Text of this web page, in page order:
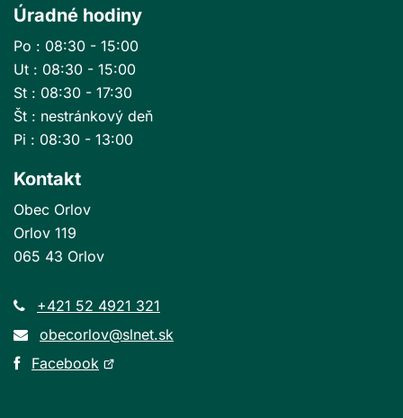
Úradné hodiny
Po : 08:30 - 15:00
Ut : 08:30 - 15:00
St : 08:30 - 17:30
Št : nestránkový deň
Pi : 08:30 - 13:00
Kontakt
Obec Orlov
Orlov 119
065 43 Orlov
+421 52 4921 321
obecorlov@slnet.sk
Facebook Otvorí